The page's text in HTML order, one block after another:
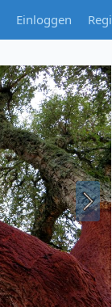
Einloggen